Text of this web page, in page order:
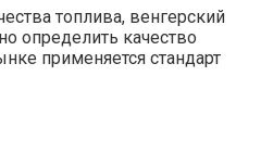
топлива, венгерский
определить качество
применяется стандарт